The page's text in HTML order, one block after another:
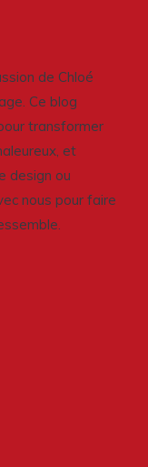
de Chloé
Ce blog
transformer
et
design ou
nous pour faire